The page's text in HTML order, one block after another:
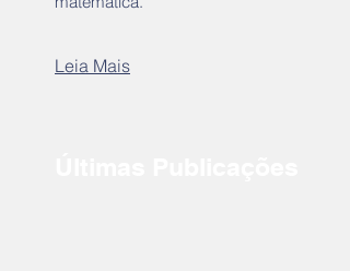
Leia Mais